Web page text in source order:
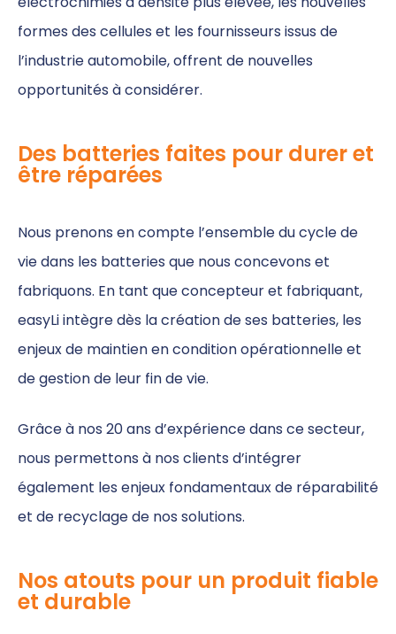
formes des cellules et les fournisseurs issus de
l’industrie automobile, offrent de nouvelles
opportunités à considérer.
Des batteries faites pour durer et
être réparées
Nous prenons en compte l’ensemble du cycle de
vie dans les batteries que nous concevons et
fabriquons. En tant que concepteur et fabriquant,
easyLi intègre dès la création de ses batteries, les
enjeux de maintien en condition opérationnelle et
de gestion de leur fin de vie.
Grâce à nos 20 ans d’expérience dans ce secteur,
nous permettons à nos clients d’intégrer
également les enjeux fondamentaux de réparabilité
et de recyclage de nos solutions.
Nos atouts pour un produit fiable
et durable